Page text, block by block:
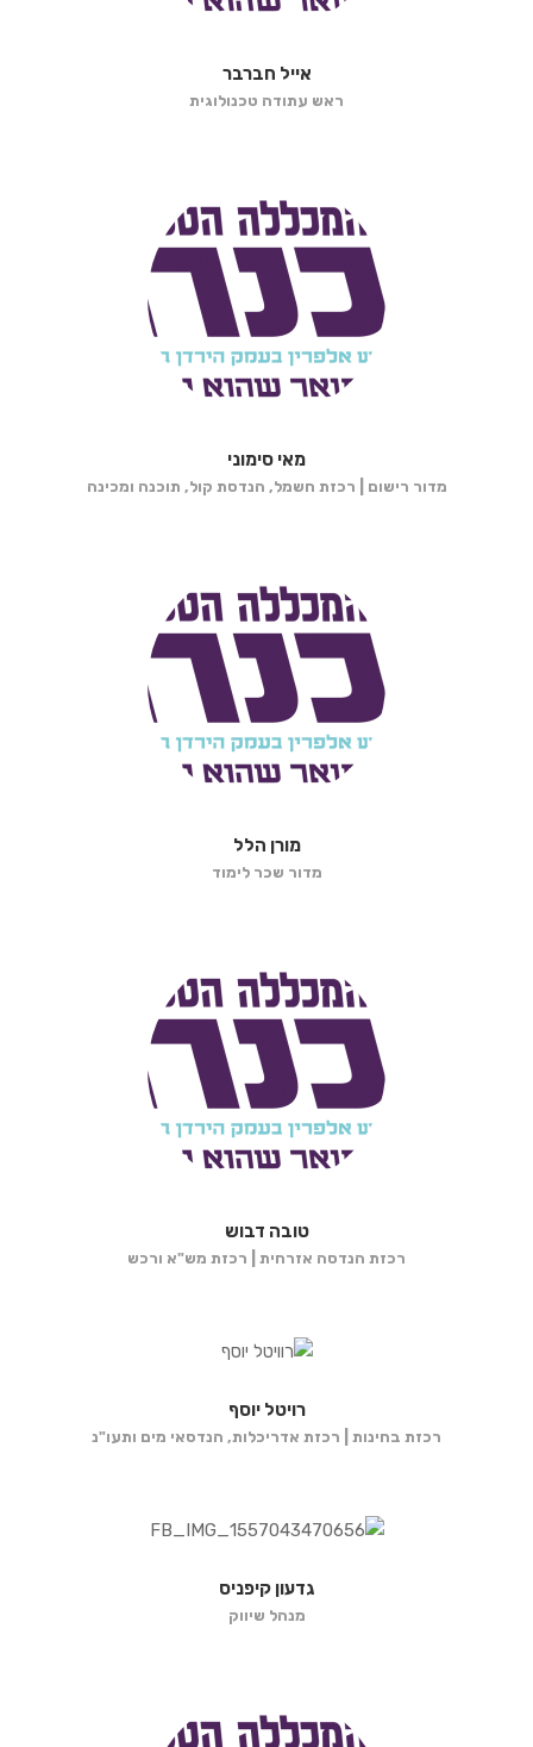
אייל חברבר
ראש עתודה טכנולוגית
מאי סימוני
מדור רישום | רכזת חשמל, הנדסת קול, תוכנה ומכינה
מורן הלל
מדור שכר לימוד
טובה דבוש
רכזת הנדסה אזרחית | רכזת מש"א ורכש
רויטל יוסף
רכזת בחינות | רכזת אדריכלות, הנדסאי מים ותעו"נ
גדעון קיפניס
מנהל שיווק